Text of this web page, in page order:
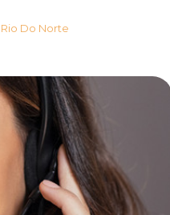
Do Norte